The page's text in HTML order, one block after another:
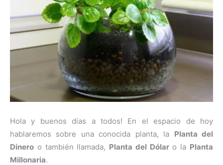
Hola y buenos días a todos! En el espacio de hoy
hablaremos sobre una conocida planta, la Planta del
Dinero o también llamada, Planta del Dólaro la Planta
Millonaria.